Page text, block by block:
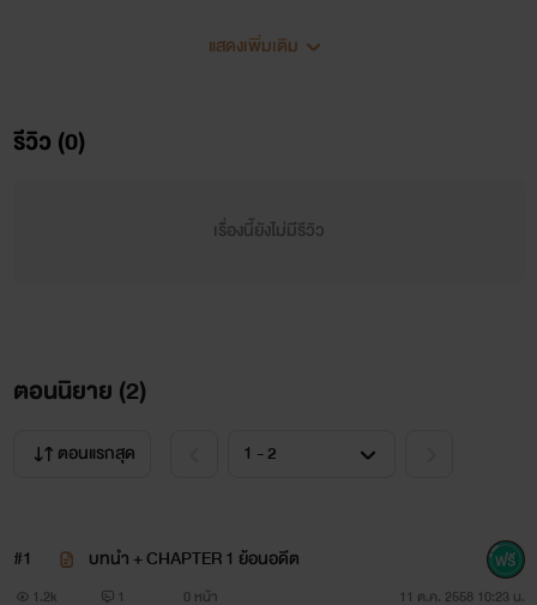
แสดงเพิ่มเติม
รีวิว (0)
เรื่องนี้ยังไม่มีรีวิว
ตอนนิยาย (2)
ตอนแรกสุด
#1 บทนำ + CHAPTER 1 ย้อนอดีต
1.2k 1 0 หน้า 11 ต.ค. 2558 10:23 น.